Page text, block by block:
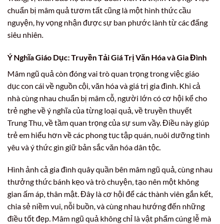
chuẩn bị mâm quả tươm tất cũng là một hình thức cầu
nguyện, hy vọng nhận được sự ban phước lành từ các đấng
siêu nhiên.
Ý Nghĩa Giáo Dục: Truyền Tải Giá Trị Văn Hóa và Gia Đình
Mâm ngũ quả còn đóng vai trò quan trọng trong việc giáo
dục con cái về nguồn cội, văn hóa và giá trị gia đình. Khi cả
nhà cùng nhau chuẩn bị mâm cỗ, người lớn có cơ hội kể cho
trẻ nghe về ý nghĩa của từng loại quả, về truyền thuyết
Trung Thu, về tầm quan trọng của sự sum vầy. Điều này giúp
trẻ em hiểu hơn về các phong tục tập quán, nuôi dưỡng tình
yêu và ý thức gìn giữ bản sắc văn hóa dân tộc.
Hình ảnh cả gia đình quây quần bên mâm ngũ quả, cùng nhau
thưởng thức bánh kẹo và trò chuyện, tạo nên một không
gian ấm áp, thân mật. Đây là cơ hội để các thành viên gắn kết,
chia sẻ niềm vui, nỗi buồn, và cùng nhau hướng đến những
điều tốt đẹp. Mâm ngũ quả không chỉ là vật phẩm cúng lễ mà